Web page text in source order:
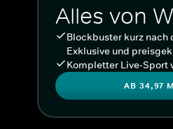
Alles von
Blockbuster kurz nach
Exklusive und
Kompletter Live-Sport
AB 34,97